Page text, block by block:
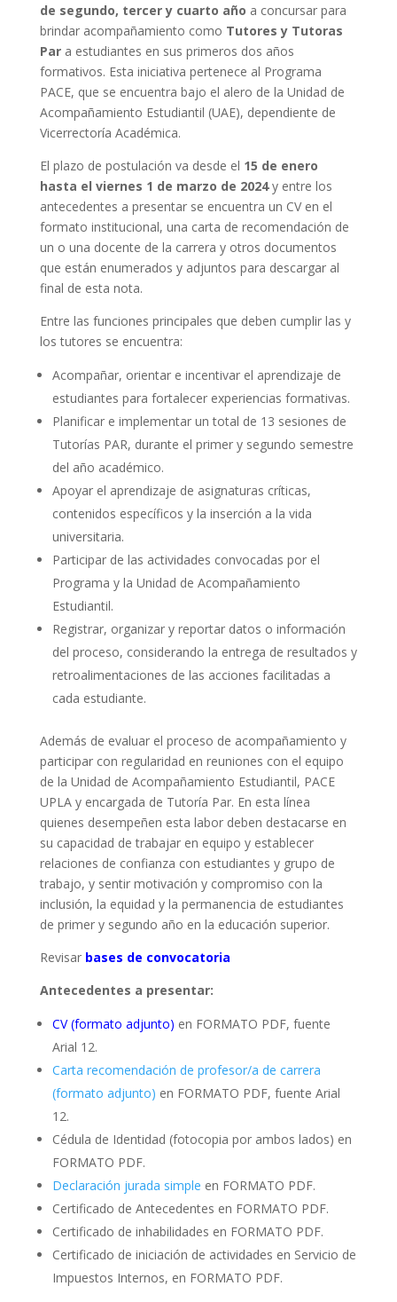
de segundo, tercer y cuarto año a concursar para
brindar acompañamiento como Tutores y Tutoras
Para estudiantes en sus primeros dos años
formativos. Esta iniciativa pertenece al Programa
PACE, que se encuentra bajo el alero de la Unidad de
Acompañamiento Estudiantil (UAE), dependiente de
Vicerrectoría Académica.
El plazo de postulación va desde el 15 de enero
hasta el viernes 1 de marzo de 2024y entre los
antecedentes a presentar se encuentra un CV en el
formato institucional, una carta de recomendación de
un o una docente de la carrera y otros documentos
que están enumerados y adjuntos para descargar al
final de esta nota.
Entre las funciones principales que deben cumplir las y
los tutores se encuentra:
Acompañar, orientar e incentivar el aprendizaje de
estudiantes para fortalecer experiencias formativas.
Planificar e implementar un total de 13 sesiones de
Tutorías PAR, durante el primer y segundo semestre
del año académico.
Apoyar el aprendizaje de asignaturas críticas,
contenidos específicos y la inserción a la vida
universitaria.
Participar de las actividades convocadas por el
Programa y la Unidad de Acompañamiento
Estudiantil.
Registrar, organizar y reportar datos o información
del proceso, considerando la entrega de resultados y
retroalimentaciones de las acciones facilitadas a
cada estudiante.
Además de evaluar el proceso de acompañamiento y
participar con regularidad en reuniones con el equipo
de la Unidad de Acompañamiento Estudiantil, PACE
UPLA y encargada de Tutoría Par. En esta línea
quienes desempeñen esta labor deben destacarse en
su capacidad de trabajar en equipo y establecer
relaciones de confianza con estudiantes y grupo de
trabajo, y sentir motivación y compromiso con la
inclusión, la equidad y la permanencia de estudiantes
de primer y segundo año en la educación superior.
Revisar bases de convocatoria
Antecedentes a presentar:
CV (formato adjunto) en FORMATO PDF, fuente
Arial 12.
Carta recomendación de profesor/a de carrera
(formato adjunto) en FORMATO PDF, fuente Arial
12.
Cédula de Identidad (fotocopia por ambos lados) en
FORMATO PDF.
Declaración jurada simple en FORMATO PDF.
Certificado de Antecedentes en FORMATO PDF.
Certificado de inhabilidades en FORMATO PDF.
Certificado de iniciación de actividades en Servicio de
Impuestos Internos, en FORMATO PDF.